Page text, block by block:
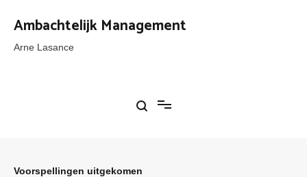
naar
inhoud
Ambachtelijk Management
Arne Lasance
Voorspellingen uitgekomen